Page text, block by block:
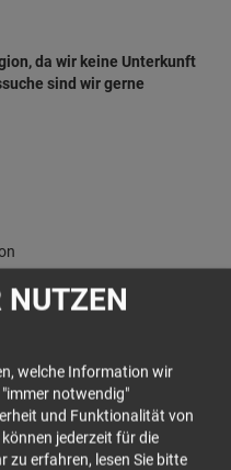
da wir keine Unterkunft
sind wir gerne
NUTZEN
welche Information wir
notwendig"
und Funktionalität von
jederzeit für die
zu erfahren, lesen Sie bitte